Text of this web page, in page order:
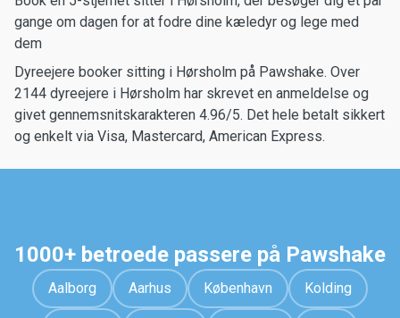
gange om dagen for at fodre dine kæledyr og lege med
dem
Dyreejere booker sitting i Hørsholm på Pawshake. Over
2144 dyreejere i Hørsholm har skrevet en anmeldelse og
givet gennemsnitskarakteren 4.96/5. Det hele betalt sikkert
og enkelt via Visa, Mastercard, American Express.
1000+ betroede passere på Pawshake
Aalborg Aarhus København Kolding